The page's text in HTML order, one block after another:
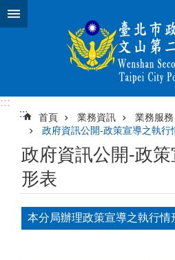
跳到主要內容區塊
:::
:::
首頁 業務資訊
業務服務
政府資訊公開-政策宣導之執行
政府資訊公開-政
形表
本分局辦理政策宣導之執行情